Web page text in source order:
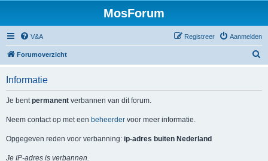
MosForum
V&A Aanmelden
Registreer
Forumoverzicht
Informatie
Je bentpermanent verbannen van dit forum.
Neem contact op met een beheerder voor meer informatie.
Opgegeven reden voor verbanning: ip-adres buiten Nederland
Je IP-adres is verbannen.